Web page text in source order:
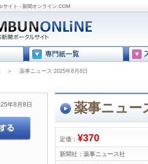
サイト - 新聞オンライン.COM
＞ 薬事ニュース 2025年8月8日
薬事ニュー
定価： ¥370
新聞社： 薬事ニュース社